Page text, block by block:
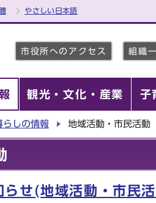
やさしい日本語
市役所へのアクセス 組織
観光・文化・産業 子
らしの情報 地域活動・市民活動
らせ(地域活動・市民